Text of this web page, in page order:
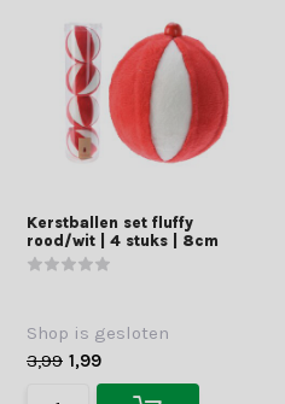
Kerstballen set fluffy
rood/wit | 4 stuks | 8cm
Shop is gesloten
3,99 1,99